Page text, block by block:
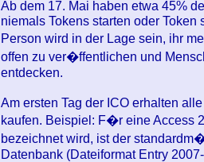
Ab dem 17. Mai haben etwa 45%
niemals Tokens starten oder
Person wird in der Lage sein, ihr
offen zu ver�ffentlichen und
entdecken.
Am ersten Tag der ICO erhalten
kaufen. Beispiel: F�r eine Access
bezeichnet wird, ist der
Datenbank (Dateiformat Entry